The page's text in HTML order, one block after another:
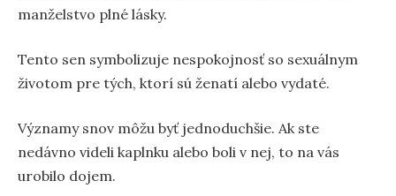
manželstvo plné lásky.
Tento sen symbolizuje nespokojnosť so sexuálnym
životom pre tých, ktorí sú ženatí alebo vydaté.
Významy snov môžu byť jednoduchšie. Ak ste
nedávno videli kaplnku alebo boli v nej, to na vás
urobilo dojem.